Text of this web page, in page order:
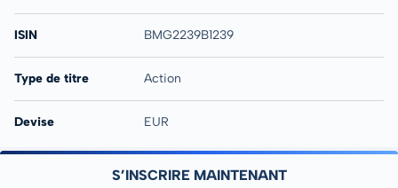
ISIN BMG2239B1239
Type de titre Action
Devise EUR
S’INSCRIRE MAINTENANT